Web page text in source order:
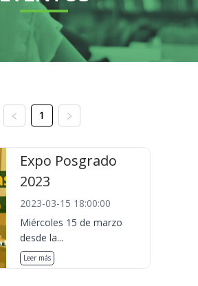
1
Expo Posgrado
2023
2023-03-15 18:00:00
Miércoles 15 de marzo
desde la...
Leer más